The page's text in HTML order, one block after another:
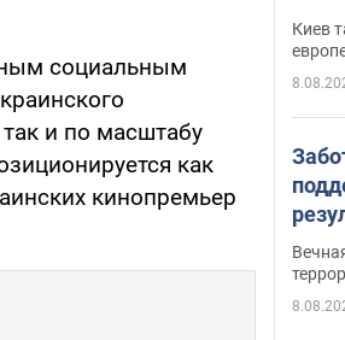
социальным
и по масштабу
как
кинопремьер
Киев